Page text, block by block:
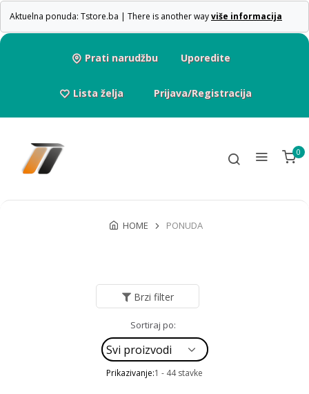
Aktuelna ponuda: Tstore.ba | There is another wayviše informacija
Prati narudžbu Uporedite
Lista želja Prijava/Registracija
0
HOME PONUDA
Brzi filter
Sortiraj po:
Prikazivanje:1 - 44 stavke